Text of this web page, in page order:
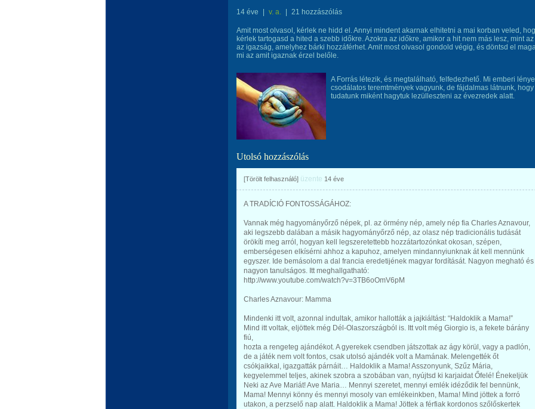
14 éve v. a. 21 hozzászólás
Amit most olvasol, kérlek ne hidd el. Annyi mindent akarnak elhitetni a mai korban veled,
kérlek tartogasd a hited a szebb időkre. Azokra az időkre, amikor a hit nem más lesz, mint az
az igazság, amelyhez bárki hozzáférhet. Amit most olvasol gondold végig, és döntsd el
mi az amit igaznak érzel belőle.
A Forrás létezik, és megtalálható, felfedezhető. Mi emberi
csodálatos teremtmények vagyunk, de fájdalmas látnunk, hogy
tudatunk miként hagytuk lezülleszteni az évezredek alatt.
Utolsó hozzászólás
[Törölt felhasználó] üzente 14 éve
A TRADÍCIÓ FONTOSSÁGÁHOZ:
Vannak még hagyományőrző népek, pl. az örmény nép, amely nép fia Charles Aznavour,
aki legszebb dalában a másik hagyományőrző nép, az olasz nép tradicionális tudását
örökíti meg arról, hogyan kell legszeretettebb hozzátartozónkat okosan, szépen,
emberségesen elkísérni ahhoz a kapuhoz, amelyen mindannyiunknak át kell mennünk
egyszer. Ide bemásolom a dal francia eredetijének magyar fordítását. Nagyon megható és
nagyon tanulságos. Itt meghallgatható:
http://www.youtube.com/watch?v=3TB6oOmV6pM
Charles Aznavour: Mamma
Mindenki itt volt, azonnal indultak, amikor hallották a jajkiáltást: “Haldoklik a Mama!”
Mind itt voltak, eljöttek még Dél-Olaszországból is. Itt volt még Giorgio is, a fekete bárány
fiú,
hozta a rengeteg ajándékot. A gyerekek csendben játszottak az ágy körül, vagy a padlón,
de a játék nem volt fontos, csak utolsó ajándék volt a Mamának. Melengették őt
csókjaikkal, igazgatták párnáit… Haldoklik a Mama! Asszonyunk, Szűz Mária,
kegyelemmel teljes, akinek szobra a szobában van, nyújtsd ki karjaidat Őfelé! Énekeljük
Neki az Ave Mariát! Ave Maria… Mennyi szeretet, mennyi emlék idéződik fel bennünk,
Mama! Mennyi könny és mennyi mosoly van emlékeinkben, Mama! Mind jöttek a forró
utakon, a perzselő nap alatt. Haldoklik a Mama! Jöttek a férfiak kordonos szőlőskertek